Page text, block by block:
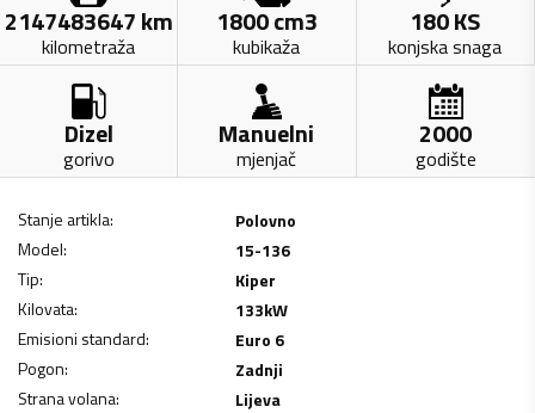
2147483647km
kilometraža
1800cm3
kubikaža
180KS
konjska snaga
Dizel
gorivo
Manuelni
mjenjač
2000
godište
Stanje artikla:
Polovno
Model:
15-136
Tip:
Kiper
Kilovata: 133kW
Emisioni standard:
Euro 6
Pogon:
Zadnji
Strana volana:
Lijeva